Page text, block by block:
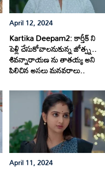
April 12, 2024
Kartika Deepam2: కార్తీక్ ని
పెళ్లి చేసుకోవాలనుకున్న జోత్స్న..
శివన్నారాయణ ను తాతయ్య అని
పిలిచిన అసలు మనవరాలు..
April 11, 2024